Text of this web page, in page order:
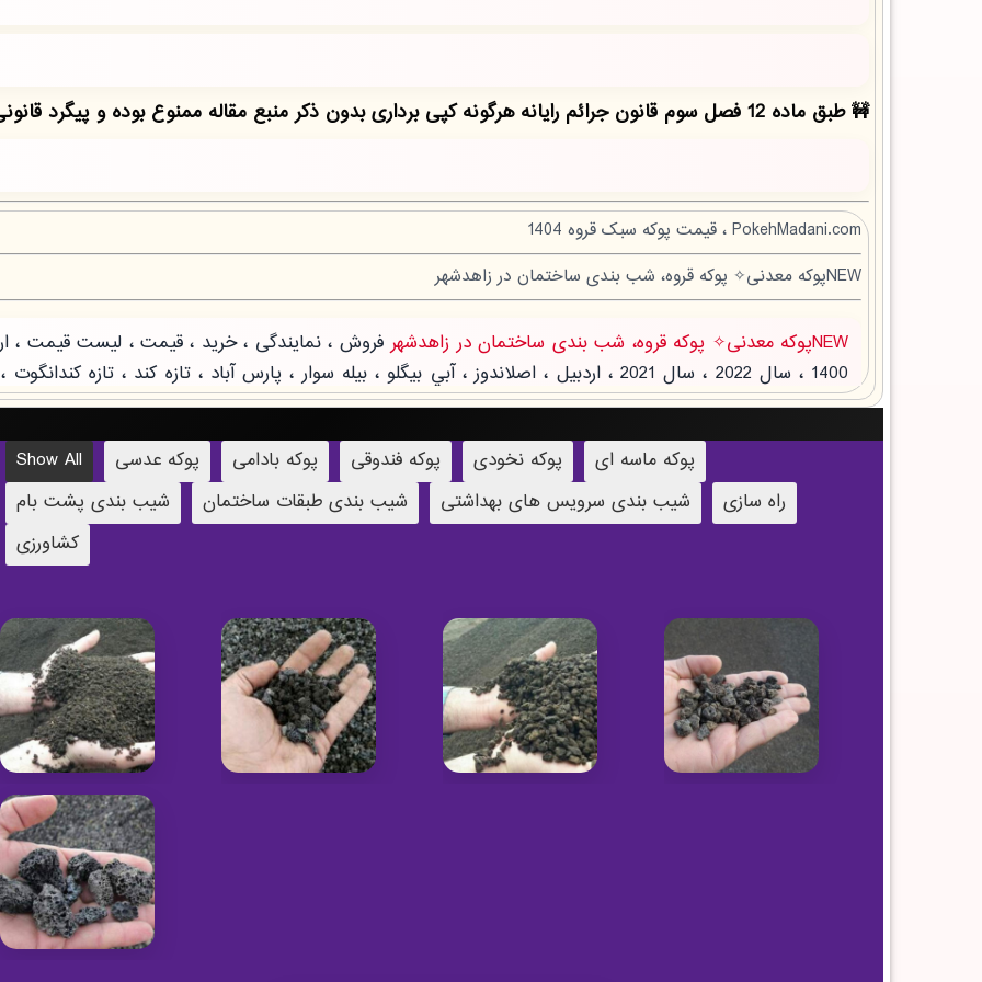
طبق ماده 12 فصل سوم قانون جرائم رایانه هرگونه کپی برداری بدون ذکر منبع مقاله ممنوع بوده و پیگرد قانونی دارد!
PokehMadani.com ، قیمت پوکه سبک قروه 1404
NEWپوکه معدنی✧ پوکه قروه، شب بندی ساختمان در زاهدشهر
NEWپوکه معدنی✧ پوکه قروه، شب بندی ساختمان در زاهدشهر
Show All پوکه عدسی پوکه بادامی پوکه فندوقی پوکه نخودی
پوکه ماسه ای
شیب بندی پشت بام
شیب بندی طبقات ساختمان شیب بندی سرویس های بهداشتی
راه سازی
کشاورزی